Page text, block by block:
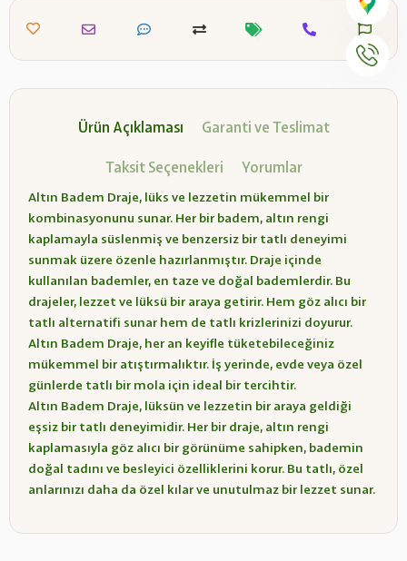
Ürün Açıklaması Garanti ve Teslimat
Taksit Seçenekleri Yorumlar
Altın Badem Draje, lüks ve lezzetin mükemmel bir
kombinasyonunu sunar. Her bir badem, altın rengi
kaplamayla süslenmiş ve benzersiz bir tatlı deneyimi
sunmak üzere özenle hazırlanmıştır. Draje içinde
kullanılan bademler, en taze ve doğal bademlerdir. Bu
drajeler, lezzet ve lüksü bir araya getirir. Hem göz alıcı bir
tatlı alternatifi sunar hem de tatlı krizlerinizi doyurur.
Altın Badem Draje, her an keyifle tüketebileceğiniz
mükemmel bir atıştırmalıktır. İş yerinde, evde veya özel
günlerde tatlı bir mola için ideal bir tercihtir.
Altın Badem Draje, lüksün ve lezzetin bir araya geldiği
eşsiz bir tatlı deneyimidir. Her bir draje, altın rengi
kaplamasıyla göz alıcı bir görünüme sahipken, bademin
doğal tadını ve besleyici özelliklerini korur. Bu tatlı, özel
anlarınızı daha da özel kılar ve unutulmaz bir lezzet sunar.